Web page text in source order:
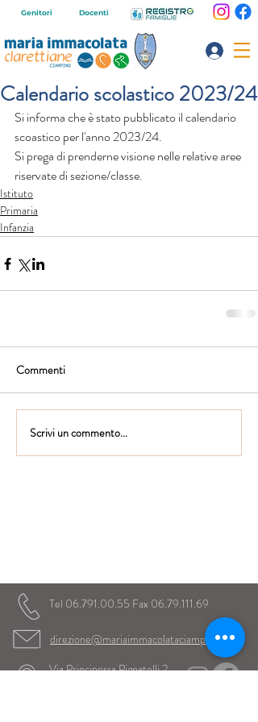
Genitori Docenti
Calendario scolastico 2023/24
Si informa che è stato pubblicato il calendario
scoastico per l'anno 2023/24.
Si prega di prenderne visione nelle relative aree
riservate di sezione/classe.
Istituto
Primaria
Infanzia
Commenti
Scrivi un commento...
Tel 06.791.00.55 Fax 06.79.111.69
direzione@mariaimmacolataciampino.it
Via Principessa Pignatelli 2